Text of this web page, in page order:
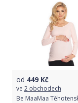
od 449 Kč
ve 2 obchodech